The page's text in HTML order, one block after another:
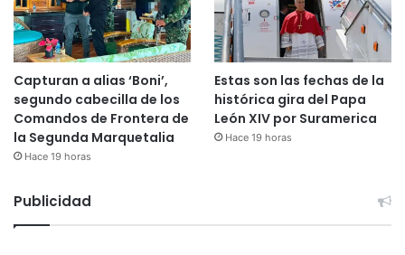
Capturan a alias ‘Boni’,
segundo cabecilla de los
Comandos de Frontera de
la Segunda Marquetalia
Hace 19 horas
Estas son las fechas de la
histórica gira del Papa
León XIV por Suramerica
Hace 19 horas
Publicidad